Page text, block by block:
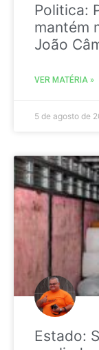
Politica:
mantém
João
VER MATÉRIA »
5 de agosto de
Estado: